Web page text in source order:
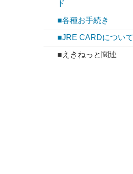
ド
■各種お手続き
■JRE CARDについて
■えきねっと関連